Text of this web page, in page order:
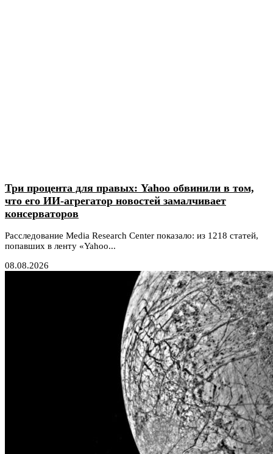
Три процента для правых: Yahoo обвинили в том,
что его ИИ-агрегатор новостей замалчивает
консерваторов
Расследование Media Research Center показало: из 1218 статей,
попавших в ленту «Yahoo...
08.08.2026